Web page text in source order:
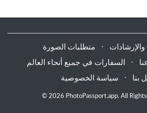
متطلبات الصورة ⋅ والإرشادات
السفارات في جميع أنحاء العالم
⋅
سياسة الخصوصية
⋅ بنا
© 2026 PhotoPassport.app. All